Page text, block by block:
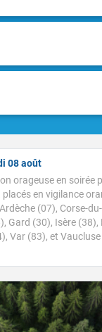
08 août
orageuse en soirée
en vigilance
(07), Corse-
Gard (30), Isère (38),
Var (83), et